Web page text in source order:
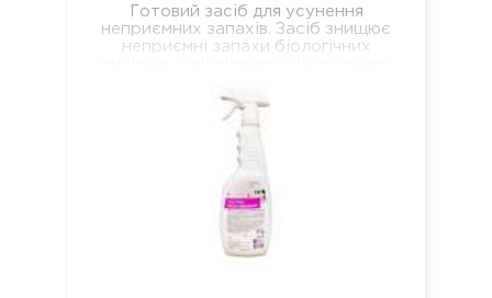
Готовий засіб для усунення
неприємних запахів. Засіб знищює
неприємні запахи біологічних
навчальних та дошкільних закладах,
у місцях громадського харчування…